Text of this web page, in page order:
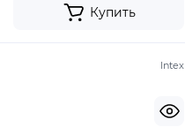
Купить
Intex